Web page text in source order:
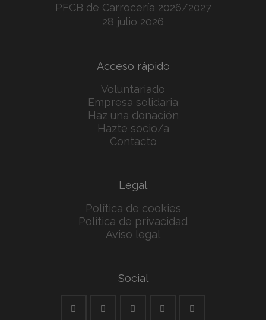
PFCB de Carrocería 2026/2027
28 julio 2026
Acceso rápido
Voluntariado
Empresa solidaria
Haz una donación
Hazte socio/a
Contacto
Legal
Política de cookies
Política de privacidad
Aviso legal
Social